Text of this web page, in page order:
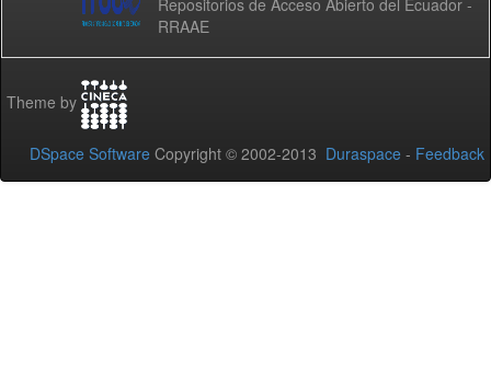
Repositorios de Acceso Abierto del Ecuador -
RRAAE
Theme by
DSpace Software Copyright © 2002-2013 Duraspace - Feedback